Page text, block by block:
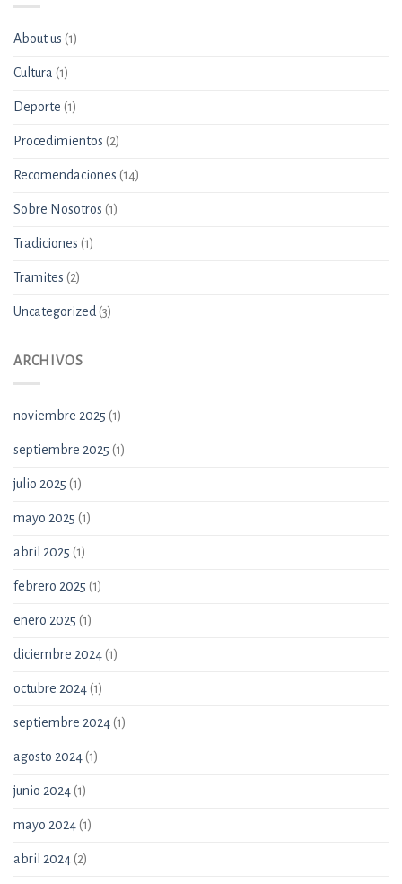
About us (1)
Cultura (1)
Deporte (1)
Procedimientos (2)
Recomendaciones (14)
Sobre Nosotros (1)
Tradiciones (1)
Tramites (2)
Uncategorized (3)
ARCHIVOS
noviembre 2025 (1)
septiembre 2025 (1)
julio 2025 (1)
mayo 2025 (1)
abril 2025 (1)
febrero 2025 (1)
enero 2025 (1)
diciembre 2024(1)
octubre 2024(1)
septiembre 2024(1)
agosto 2024(1)
junio 2024(1)
mayo 2024(1)
abril 2024(2)